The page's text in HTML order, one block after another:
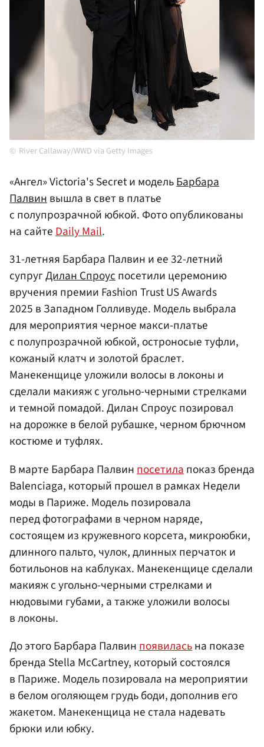
River Callaway/WWD via Getty Images
«Ангел» Victoria's Secret и модельБарбара
Палвинвышла в свет в платье
с полупрозрачной юбкой. Фото опубликованы
на сайтеDaily Mail.
31-летняя Барбара Палвин и ее 32-летний
супругДилан Спроуспосетили церемонию
вручения премии Fashion Trust US Awards
2025 в Западном Голливуде. Модель выбрала
для мероприятия черное макси-платье
с полупрозрачной юбкой, остроносые туфли,
кожаный клатч и золотой браслет.
Манекенщице уложили волосы в локоны и
сделали макияж с угольно-черными стрелками
и темной помадой. Дилан Спроус позировал
на дорожке в белой рубашке, черном брючном
костюме и туфлях.
В марте Барбара Палвин посетила показ бренда
Balenciaga, который прошел в рамках Недели
моды в Париже. Модель позировала
перед фотографами в черном наряде,
состоящем из кружевного корсета, микроюбки,
длинного пальто, чулок, длинных перчаток и
ботильонов на каблуках. Манекенщице сделали
макияж с угольно-черными стрелками и
нюдовыми губами, а также уложили волосы
в локоны.
До этого Барбара Палвинпоявиласьна показе
бренда Stella McCartney, который состоялся
в Париже. Модель позировала на мероприятии
в белом оголяющем грудь боди, дополнив его
жакетом. Манекенщица не стала надевать
брюки или юбку.